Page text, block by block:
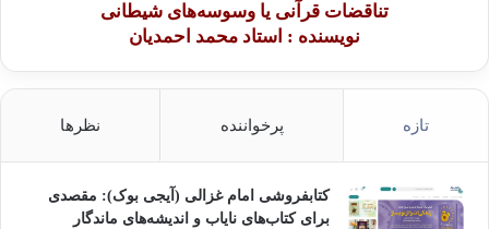
تناقضات قرآنی یا وسوسه‌های شیطانی
نویسنده : استاد محمد احمدیان
تازه پرخواننده نظرها
کتابفروشی امام غزالی (آیجی بوک): مقصدی
برای کتاب‌های نایاب و اندیشه‌های ماندگار